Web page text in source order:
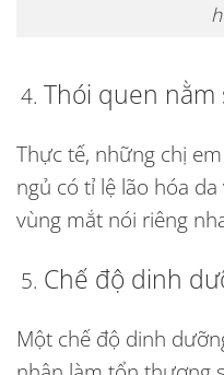
Thói quen nằm
Thực tế, những chị
ngủ có tỉ lệ lão hóa
vùng mắt nói riêng
Chế độ dinh
Một chế độ dinh